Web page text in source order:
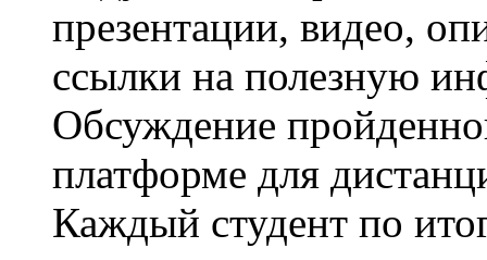
презентации, видео,
ссылки на полезную
Обсуждение
платформе для
Каждый студент по